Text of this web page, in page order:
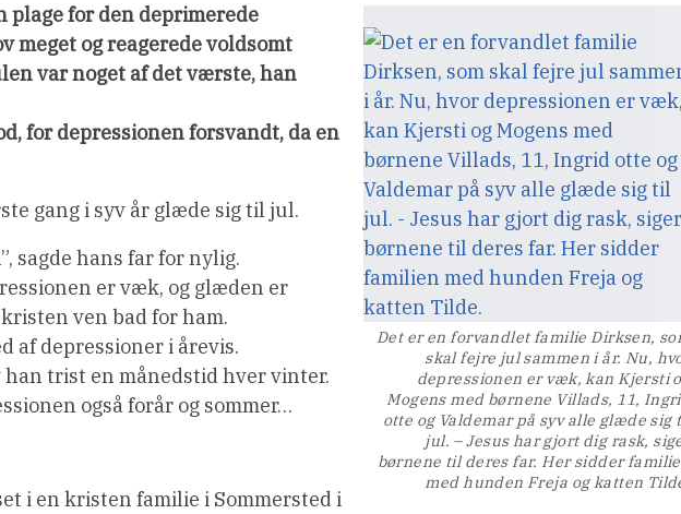
Det er en forvandlet familie Dirksen,
skal fejre jul sammen i år. Nu,
depressionen er væk, kan Kjersti
Mogens med børnene Villads, 11,
otte og Valdemar på syv alle glæde sig
jul. – Jesus har gjort dig rask,
børnene til deres far. Her sidder
med hunden Freja og katten
plage for den deprimerede
meget og reagerede voldsomt
var noget af det værste, han
for depressionen forsvandt, da en
gang i syv år glæde sig til jul.
sagde hans far for nylig.
er væk, og glæden er
ven bad for ham.
af depressioner i årevis.
trist en månedstid hver vinter.
også forår og sommer…
i en kristen familie i Sommersted i